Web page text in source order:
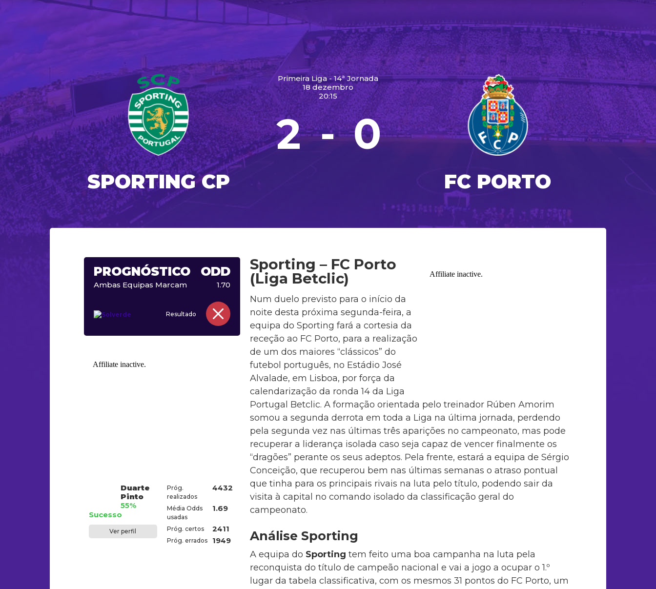
SPORTING CP
Primeira Liga - 14ª Jornada
18 dezembro
20:15
2 - 0
FC PORTO
PROGNÓSTICO ODD
Ambas Equipas Marcam 1.70
Resultado
Duarte
Pinto
55%
Sucesso
Ver perfil
Próg.
realizados
4432
Média Odds
usadas
1.69
Próg. certos 2411
Próg. errados 1949
Sporting – FC Porto
(Liga Betclic)
Num duelo previsto para o início da
noite desta próxima segunda-feira, a
equipa do Sporting fará a cortesia da
receção ao FC Porto, para a realização
de um dos maiores “clássicos” do
futebol português, no Estádio José
Alvalade, em Lisboa, por força da
calendarização da ronda 14 da Liga
Portugal Betclic. A formação orientada pelo treinador Rúben Amorim
somou a segunda derrota em toda a Liga na última jornada, perdendo
pela segunda vez nas últimas três aparições no campeonato, mas pode
recuperar a liderança isolada caso seja capaz de vencer finalmente os
“dragões” perante os seus adeptos. Pela frente, estará a equipa de Sérgio
Conceição, que recuperou bem nas últimas semanas o atraso pontual
que tinha para os principais rivais na luta pelo título, podendo sair da
visita à capital no comando isolado da classificação geral do
campeonato.
Análise Sporting
A equipa do Sporting tem feito uma boa campanha na luta pela
reconquista do título de campeão nacional e vai a jogo a ocupar o 1.º
lugar da tabela classificativa, com os mesmos 31 pontos do FC Porto, um